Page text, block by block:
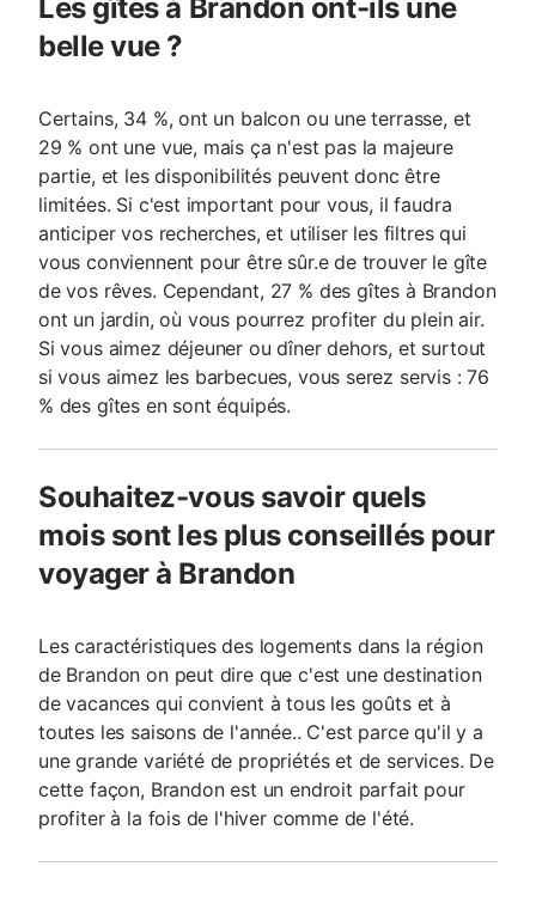
Les gîtes à Brandon ont-ils une
belle vue ?
Certains, 34 %, ont un balcon ou une terrasse, et
29 % ont une vue, mais ça n'est pas la majeure
partie, et les disponibilités peuvent donc être
limitées. Si c'est important pour vous, il faudra
anticiper vos recherches, et utiliser les filtres qui
vous conviennent pour être sûr.e de trouver le gîte
de vos rêves. Cependant, 27 % des gîtes à Brandon
ont un jardin, où vous pourrez profiter du plein air.
Si vous aimez déjeuner ou dîner dehors, et surtout
si vous aimez les barbecues, vous serez servis : 76
% des gîtes en sont équipés.
Souhaitez-vous savoir quels
mois sont les plus conseillés pour
voyager à Brandon
Les caractéristiques des logements dans la région
de Brandon on peut dire que c'est une destination
de vacances qui convient à tous les goûts et à
toutes les saisons de l'année.. C'est parce qu'il y a
une grande variété de propriétés et de services. De
cette façon, Brandon est un endroit parfait pour
profiter à la fois de l'hiver comme de l'été.